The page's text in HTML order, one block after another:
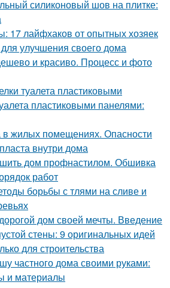
силиконовый шов на плитке:
17 лайфхаков от опытных хозяек
улучшения своего дома
и красиво. Процесс и фото
туалета пластиковыми
пластиковыми панелями:
в жилых помещениях. Опасности
внутри дома
дом профнастилом. Обшивка
работ
борьбы с тлями на сливе и
дом своей мечты. Введение
стены: 9 оригинальных идей
для строительства
частного дома своими руками:
и материалы